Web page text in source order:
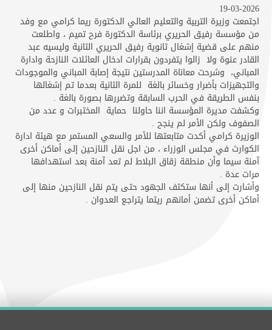
19-03-2026
اجتمعت وزيرة التربية والتعليم العالي الدكتورة ريما كرامي مع وفد
من مؤسسة رفيق الحريري برئاسة الدكتورة فرح تميم ، واطلعت
منهم على قضية إشغال ثانوية رفيق الحريري الثانية وليسيه عبد
القادر عنوة ولا زالوا يتفردون بقرارات ادخال العائلات النازحة وادارة
المباني، وشرحت معاناة المدرستين نتيجة إصابة المباني والموجودات
والتجهيزات بأضرار وخسائر بالغة للمرة الثانية بعدما تم إشغالها
بنفس الطريقة في الحرب السابقة وتضررها بصورة بالغة .
وكشفت مديرة المؤسسة اننا حاولنا حماية المختبرات و عدد من
الصفوف ولكن الأمر لم ينجح .
الوزيرة كرامي أكدت متابعتها للأمر والسعي المستمر مع هيئة ادارة
الكوارث في مجلس الوزراء ، من اجل نقل النازحين إلى أماكن أخرى
آمنة سيما وأن منطقة زقاق البلاط لم تعد آمنة بعد استهدافها
مرات عدة .
وأشارت إلى أنها ستكثف الجهود حتى يتم نقل النازحين منها إلى
أماكن أخرى تضمن أمانهم ريثما يتراجع العدوان .